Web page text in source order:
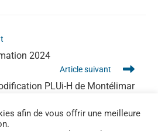
2024
Article suivant
PLUi-H de Montélimar
afin de vous offrir une meilleure